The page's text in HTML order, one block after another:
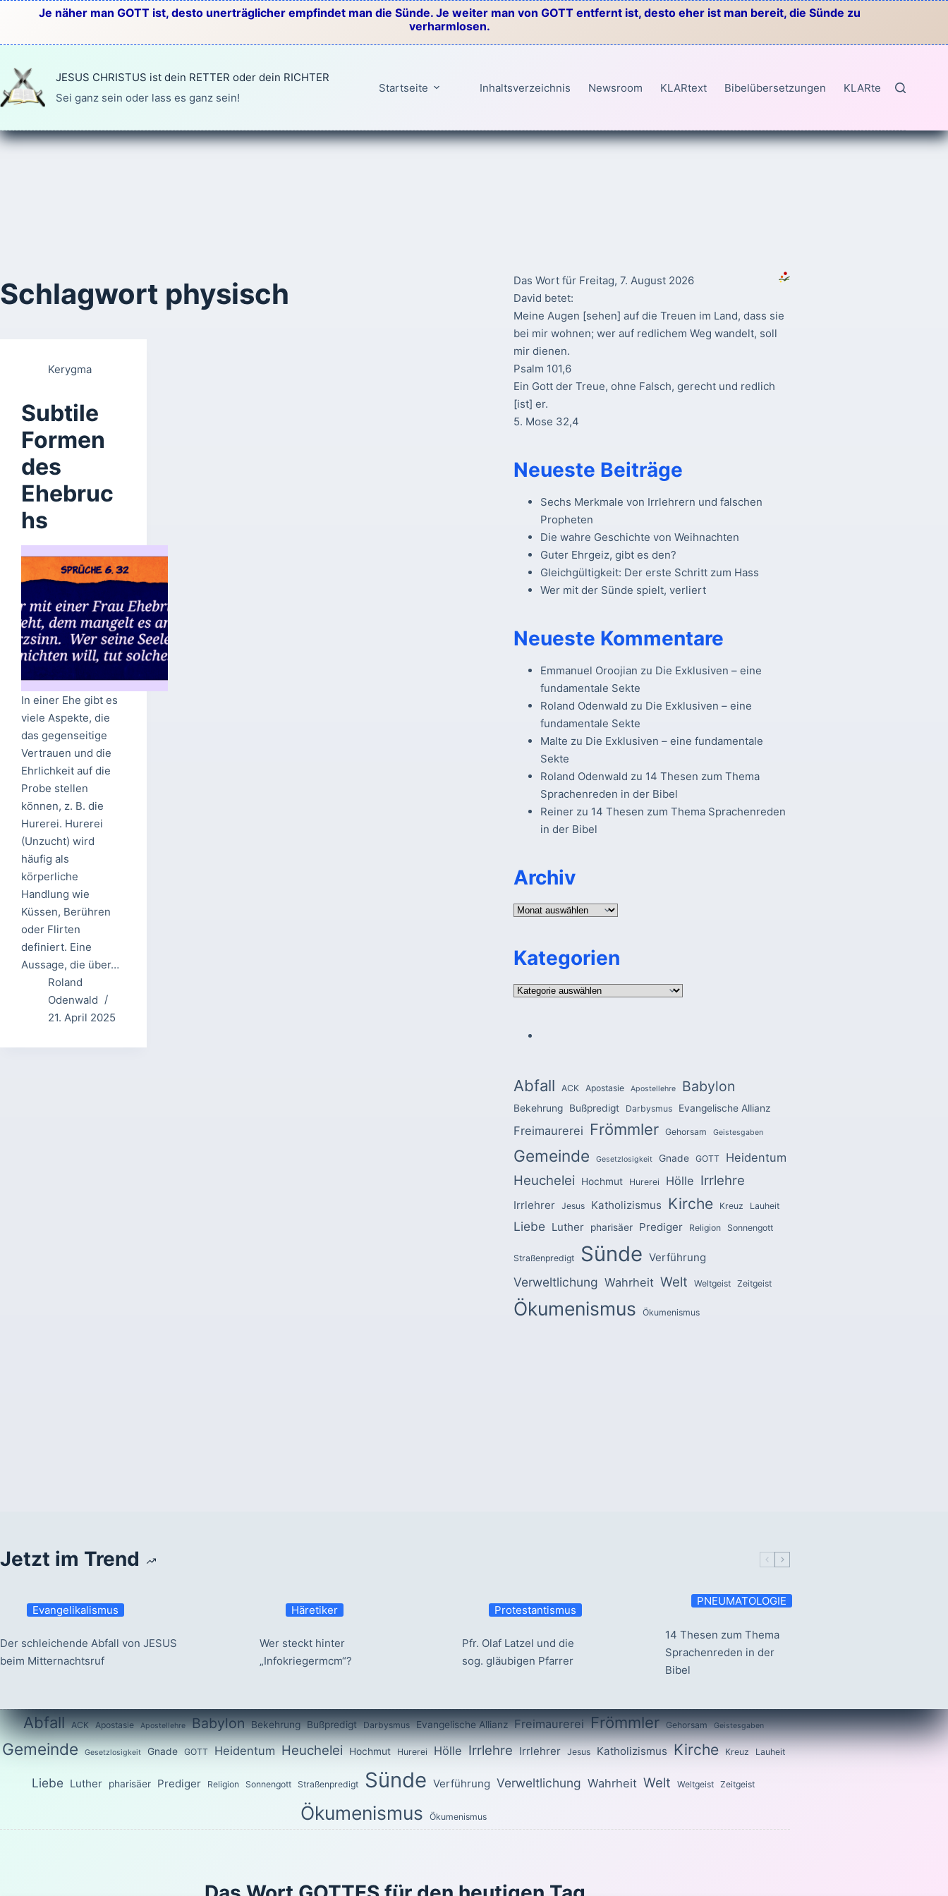
springen
Je näher man GOTT ist, desto unerträglicher empfindet man die Sünde. Je weiter man von GOTT entfernt ist, desto eher ist man bereit, die Sünde zu
verharmlosen.
JESUS CHRISTUS ist dein RETTER oder dein RICHTER
Sei ganz sein oder lass es ganz sein!
Startseite Inhaltsverzeichnis Newsroom KLARtext Bibelübersetzungen KLARtext
Schlagwort physisch
Kerygma
Subtile
Formen
des
Ehebruc
hs
In einer Ehe gibt es
viele Aspekte, die
das gegenseitige
Vertrauen und die
Ehrlichkeit auf die
Probe stellen
können, z. B. die
Hurerei. Hurerei
(Unzucht) wird
häufig als
körperliche
Handlung wie
Küssen, Berühren
oder Flirten
definiert. Eine
Aussage, die über…
Roland
Odenwald
21. April 2025
Das Wort für Freitag, 7. August 2026
David betet:
Meine Augen [sehen] auf die Treuen im Land, dass sie
bei mir wohnen; wer auf redlichem Weg wandelt, soll
mir dienen.
Psalm 101,6
Ein Gott der Treue, ohne Falsch, gerecht und redlich
[ist] er.
5. Mose 32,4
Neueste Beiträge
Sechs Merkmale von Irrlehrern und falschen
Propheten
Die wahre Geschichte von Weihnachten
Guter Ehrgeiz, gibt es den?
Gleichgültigkeit: Der erste Schritt zum Hass
Wer mit der Sünde spielt, verliert
Neueste Kommentare
Emmanuel Oroojian zu Die Exklusiven – eine
fundamentale Sekte
Roland Odenwald zu Die Exklusiven – eine
fundamentale Sekte
Malte zu Die Exklusiven – eine fundamentale
Sekte
Roland Odenwald zu 14 Thesen zum Thema
Sprachenreden in der Bibel
Reinerzu 14 Thesen zum Thema Sprachenreden
in der Bibel
Archiv
Archiv
Kategorien
Kategorien
Abfall ACK Apostasie Apostellehre Babylon
Bekehrung Bußpredigt Darbysmus Evangelische Allianz
Freimaurerei Frömmler Gehorsam Geistesgaben
Gemeinde Gesetzlosigkeit Gnade GOTT Heidentum
Heuchelei Hochmut Hurerei Hölle Irrlehre
Irrlehrer Jesus Katholizismus Kirche Kreuz Lauheit
Liebe Luther pharisäer Prediger Religion Sonnengott
Straßenpredigt Sünde Verführung
Verweltlichung Wahrheit Welt Weltgeist Zeitgeist
Ökumenismus Ökumenismus
Jetzt im Trend
Evangelikalismus
Der schleichende Abfall von JESUS
beim Mitternachtsruf
Häretiker
Wer steckt hinter
„Infokriegermcm“?
Protestantismus
Pfr. Olaf Latzel und die
sog. gläubigen Pfarrer
PNEUMATOLOGIE
14 Thesen zum Thema
Sprachenreden in der
Bibel
Abfall ACK Apostasie Apostellehre Babylon Bekehrung Bußpredigt Darbysmus Evangelische Allianz Freimaurerei Frömmler Gehorsam Geistesgaben
Gemeinde Gesetzlosigkeit Gnade GOTT Heidentum Heuchelei Hochmut Hurerei Hölle Irrlehre Irrlehrer Jesus Katholizismus Kirche Kreuz Lauheit
Liebe Luther pharisäer Prediger Religion Sonnengott Straßenpredigt Sünde Verführung Verweltlichung Wahrheit Welt Weltgeist Zeitgeist
Ökumenismus Ökumenismus